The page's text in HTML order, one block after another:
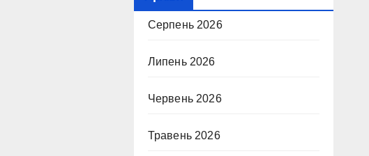
Серпень 2026
Липень 2026
Червень 2026
Травень 2026